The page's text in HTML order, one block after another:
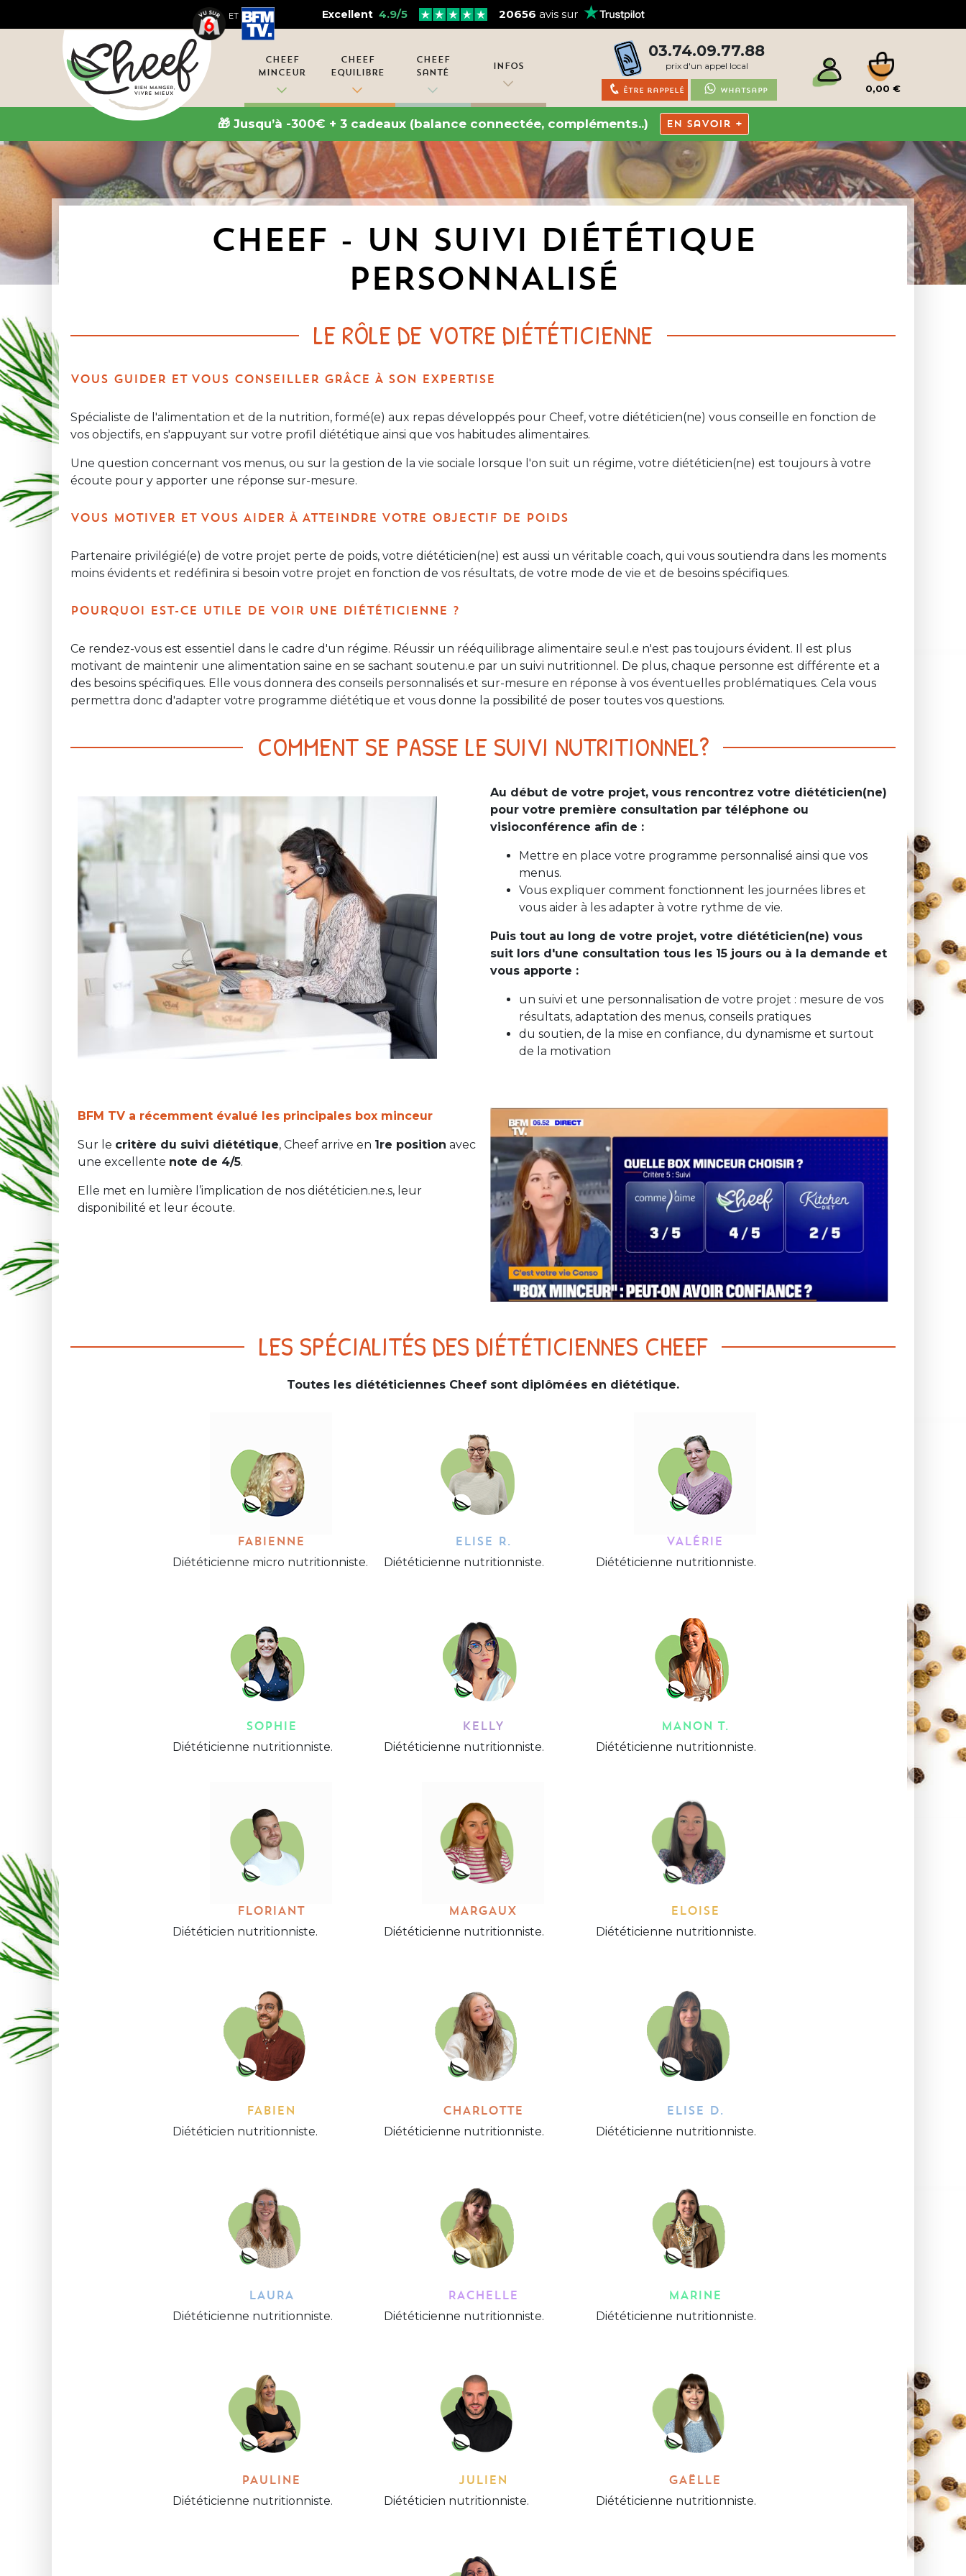
ET Excellent 4.9/5 20656 avis sur
Cheef
Minceur
Cheef
Equilibre
Cheef
Santé
Infos
03.74.09.77.88
prix d'un appel local
Être rappelé Whatsapp 0,00 €
🎁 Jusqu’à -300€ + 3 cadeaux (balance connectée, compléments..) En savoir +
CHEEF - UN SUIVI DIÉTÉTIQUE
PERSONNALISÉ
LE RÔLE DE VOTRE DIÉTÉTICIENNE
VOUS GUIDER ET VOUS CONSEILLER GRÂCE À SON EXPERTISE
Spécialiste de l'alimentation et de la nutrition, formé(e) aux repas développés pour Cheef, votre diététicien(ne) vous conseille en fonction de
vos objectifs, en s'appuyant sur votre profil diététique ainsi que vos habitudes alimentaires.
Une question concernant vos menus, ou sur la gestion de la vie sociale lorsque l'on suit un régime, votre diététicien(ne) est toujours à votre
écoute pour y apporter une réponse sur-mesure.
VOUS MOTIVER ET VOUS AIDER À ATTEINDRE VOTRE OBJECTIF DE POIDS
Partenaire privilégié(e) de votre projet perte de poids, votre diététicien(ne) est aussi un véritable coach, qui vous soutiendra dans les moments
moins évidents et redéfinira si besoin votre projet en fonction de vos résultats, de votre mode de vie et de besoins spécifiques.
POURQUOI EST-CE UTILE DE VOIR UNE DIÉTÉTICIENNE ?
Ce rendez-vous est essentiel dans le cadre d'un régime. Réussir un rééquilibrage alimentaire seul.e n'est pas toujours évident. Il est plus
motivant de maintenir une alimentation saine en se sachant soutenu.e par un suivi nutritionnel. De plus, chaque personne est différente et a
des besoins spécifiques. Elle vous donnera des conseils personnalisés et sur-mesure en réponse à vos éventuelles problématiques. Cela vous
permettra donc d'adapter votre programme diététique et vous donne la possibilité de poser toutes vos questions.
COMMENT SE PASSE LE SUIVI NUTRITIONNEL?
Au début de votre projet, vous rencontrez votre diététicien(ne)
pour votre première consultation par téléphone ou
visioconférence afin de :
Mettre en place votre programme personnalisé ainsi que vos
menus.
Vous expliquer comment fonctionnent les journées libres et
vous aider à les adapter à votre rythme de vie.
Puis tout au long de votre projet, votre diététicien(ne) vous
suit lors d'une consultation tous les 15 jours ou à la demande et
vous apporte :
un suivi et une personnalisation de votre projet : mesure de vos
résultats, adaptation des menus, conseils pratiques
du soutien, de la mise en confiance, du dynamisme et surtout
de la motivation
BFM TV a récemment évalué les principales box minceur
Sur le critère du suivi diététique, Cheef arrive en 1re position avec
une excellente note de 4/5.
Elle met en lumière l’implication de nos diététicien.ne.s, leur
disponibilité et leur écoute.
LES SPÉCIALITÉS DES DIÉTÉTICIENNES CHEEF
Toutes les diététiciennes Cheef sont diplômées en diététique.
FABIENNE
Diététicienne micro nutritionniste.
ELISE R.
Diététicienne nutritionniste.
VALÉRIE
Diététicienne nutritionniste.
SOPHIE
Diététicienne nutritionniste.
KELLY
Diététicienne nutritionniste.
MANON T.
Diététicienne nutritionniste.
FLORIANT
Diététicien nutritionniste.
MARGAUX
Diététicienne nutritionniste.
ELOISE
Diététicienne nutritionniste.
FABIEN
Diététicien nutritionniste.
CHARLOTTE
Diététicienne nutritionniste.
ELISE D.
Diététicienne nutritionniste.
LAURA
Diététicienne nutritionniste.
RACHELLE
Diététicienne nutritionniste.
MARINE
Diététicienne nutritionniste.
PAULINE
Diététicienne nutritionniste.
JULIEN
Diététicien nutritionniste.
GAËLLE
Diététicienne nutritionniste.